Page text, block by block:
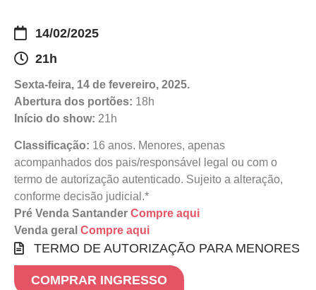
14/02/2025
21h
Sexta-feira, 14 de fevereiro, 2025.
Abertura dos portões: 18h
Início do show: 21h
Classificação: 16 anos. Menores, apenas
acompanhados dos pais/responsável legal ou com o
termo de autorização autenticado. Sujeito a alteração,
conforme decisão judicial.*
Pré Venda Santander Compre aqui
Venda geral Compre aqui
TERMO DE AUTORIZAÇÃO PARA MENORES
COMPRAR INGRESSO